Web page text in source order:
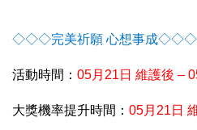
◇◇◇完美祈願 心想事成◇◇◇
活動時間： 05月21日 維護後 –
大獎機率提升時間： 05月21日